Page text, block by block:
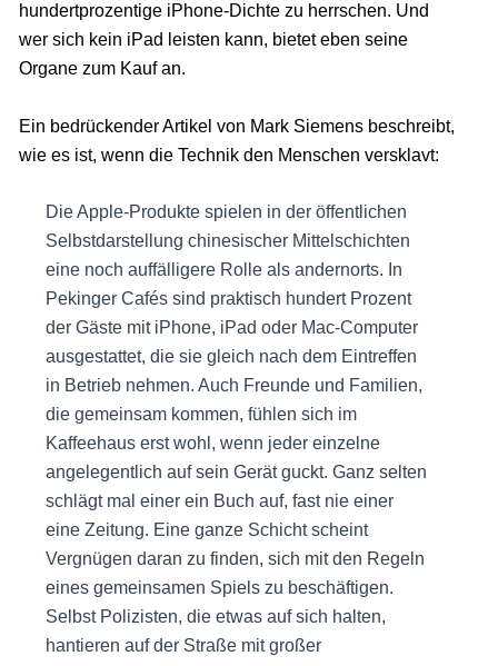
hundertprozentige iPhone-Dichte zu herrschen. Und
wer sich kein iPad leisten kann, bietet eben seine
Organe zum Kauf an.
Ein bedrückender Artikel von Mark Siemens beschreibt,
wie es ist, wenn die Technik den Menschen versklavt:
Die Apple-Produkte spielen in der öffentlichen
Selbstdarstellung chinesischer Mittelschichten
eine noch auffälligere Rolle als andernorts. In
Pekinger Cafés sind praktisch hundert Prozent
der Gäste mit iPhone, iPad oder Mac-Computer
ausgestattet, die sie gleich nach dem Eintreffen
in Betrieb nehmen. Auch Freunde und Familien,
die gemeinsam kommen, fühlen sich im
Kaffeehaus erst wohl, wenn jeder einzelne
angelegentlich auf sein Gerät guckt. Ganz selten
schlägt mal einer ein Buch auf, fast nie einer
eine Zeitung. Eine ganze Schicht scheint
Vergnügen daran zu finden, sich mit den Regeln
eines gemeinsamen Spiels zu beschäftigen.
Selbst Polizisten, die etwas auf sich halten,
hantieren auf der Straße mit großer